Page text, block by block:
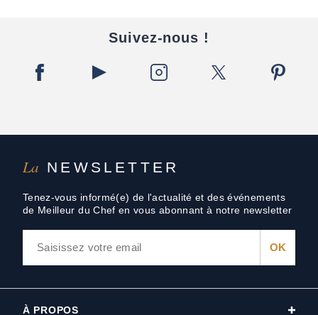
La NEWSLETTER
Tenez-vous informé(e) de l'actualité et des événements
de Meilleur du Chef en vous abonnant à notre newsletter
Suivez-nous !
À PROPOS